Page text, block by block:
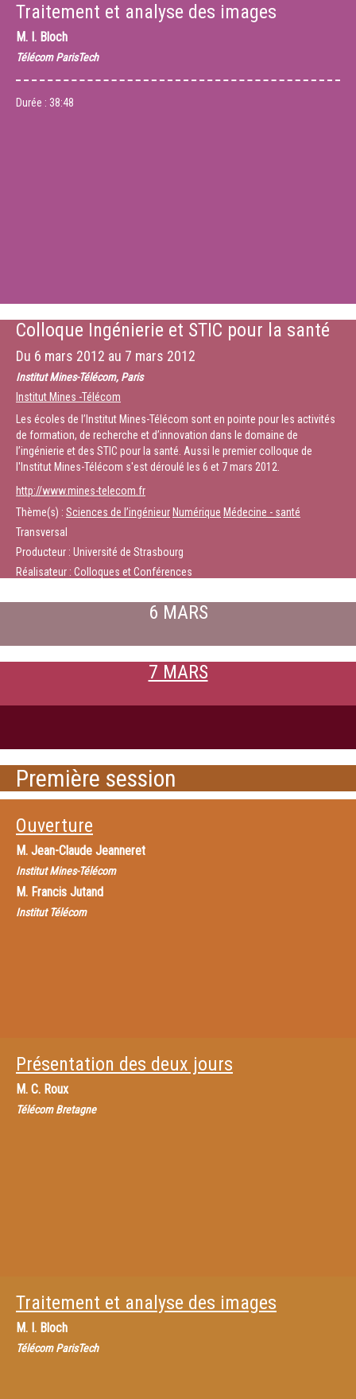
Traitement et analyse des images
M. I. Bloch
Télécom ParisTech
Durée : 38:48
Colloque Ingénierie et STIC pour la santé
Du 6 mars 2012 au 7 mars 2012
Institut Mines-Télécom, Paris
Institut Mines -Télécom
Les écoles de l’Institut Mines-Télécom sont en pointe pour les activités
de formation, de recherche et d’innovation dans le domaine de
l’ingénierie et des STIC pour la santé. Aussi le premier colloque de
l'Institut Mines-Télécom s'est déroulé les 6 et 7 mars 2012.
http://www.mines-telecom.fr
Thème(s) : Sciences de l’ingénieur Numérique Médecine - santé
Transversal
Producteur : Université de Strasbourg
Réalisateur : Colloques et Conférences
6 MARS
7 MARS
Première session
Ouverture
M. Jean-Claude Jeanneret
Institut Mines-Télécom
M. Francis Jutand
Institut Télécom
Présentation des deux jours
M. C. Roux
Télécom Bretagne
Traitement et analyse des images
M. I. Bloch
Télécom ParisTech